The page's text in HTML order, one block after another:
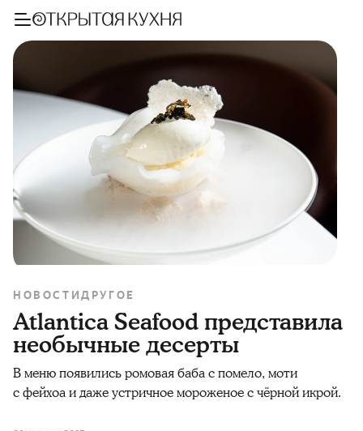
НОВОСТИДРУГОЕ
Atlantica Seafood представила
необычные десерты
В меню появились ромовая баба с помело, моти
с фейхоа и даже устричное мороженое с чёрной икрой.